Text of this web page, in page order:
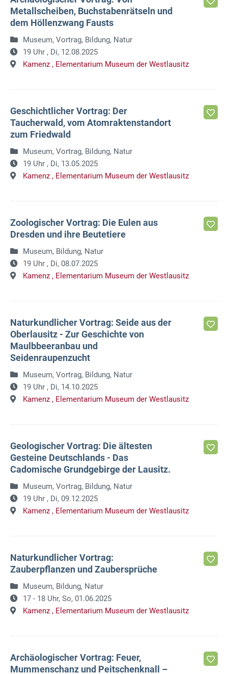
Metallscheiben, Buchstabenrätseln und
dem Höllenzwang Fausts
Museum, Vortrag, Bildung, Natur
19 Uhr , Di, 12.08.2025
Kamenz , Elementarium Museum der Westlausitz
Geschichtlicher Vortrag: Der
Taucherwald, vom Atomraktenstandort
zum Friedwald
Museum, Vortrag, Bildung, Natur
19 Uhr , Di, 13.05.2025
Kamenz , Elementarium Museum der Westlausitz
Zoologischer Vortrag: Die Eulen aus
Dresden und ihre Beutetiere
Museum, Bildung, Natur
19 Uhr , Di, 08.07.2025
Kamenz , Elementarium Museum der Westlausitz
Naturkundlicher Vortrag: Seide aus der
Oberlausitz - Zur Geschichte von
Maulbbeeranbau und
Seidenraupenzucht
Museum, Vortrag, Bildung, Natur
19 Uhr , Di, 14.10.2025
Kamenz , Elementarium Museum der Westlausitz
Geologischer Vortrag: Die ältesten
Gesteine Deutschlands - Das
Cadomische Grundgebirge der Lausitz.
Museum, Vortrag, Bildung, Natur
19 Uhr , Di, 09.12.2025
Kamenz , Elementarium Museum der Westlausitz
Naturkundlicher Vortrag:
Zauberpflanzen und Zaubersprüche
Museum, Bildung, Natur
17 - 18 Uhr, So, 01.06.2025
Kamenz , Elementarium Museum der Westlausitz
Archäologischer Vortrag: Feuer,
Mummenschanz und Peitschenknall –